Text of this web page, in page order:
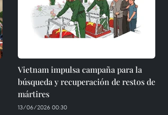
Vietnam impulsa campaña para la
búsqueda y recuperación de restos de
mártires
13/06/2026 00:30